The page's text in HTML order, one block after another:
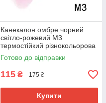
Канекалон омбре чорний
світло-рожевий М3
термостійкий різнокольорова
коса Jumbo довжина 60см
вага 100гр для плетіння
Готово до відправки
115 ₴ 175 ₴
Купити